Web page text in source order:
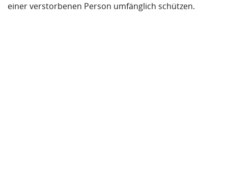
einer verstorbenen Person umfänglich schützen.